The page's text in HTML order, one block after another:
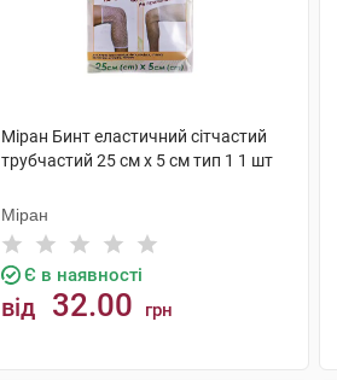
Міран Бинт еластичний сітчастий
трубчастий 25 см х 5 см тип 1 1 шт
Міран
Є в наявності
від 32.00 грн